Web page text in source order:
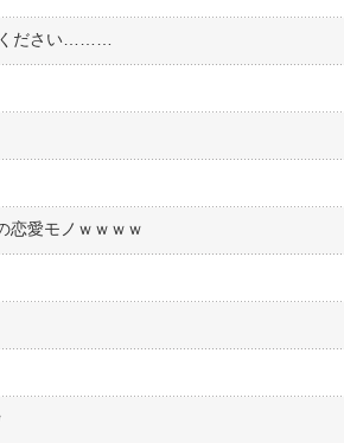
ださい………
恋愛モノｗｗｗｗ